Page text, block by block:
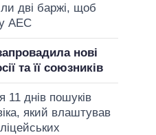
дві баржі, щоб
АЕС
нові
та її союзників
11 днів пошуків
який влаштував